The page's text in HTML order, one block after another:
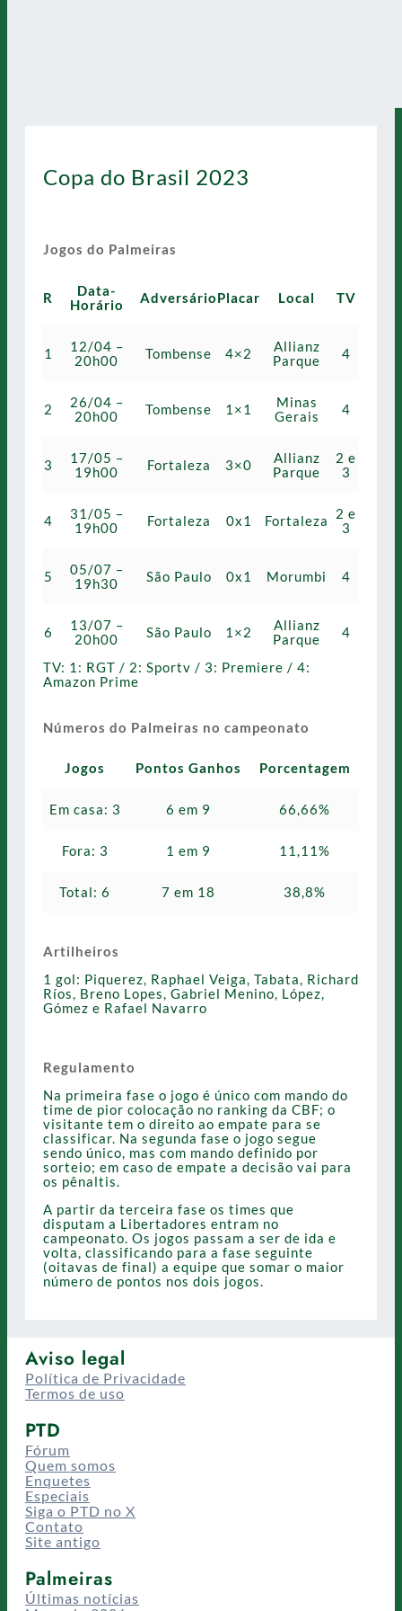
Copa do Brasil 2023
Jogos do Palmeiras
R
Data-
Horário
AdversárioPlacar Local TV
1
12/04 –
20h00
Tombense 4×2
Allianz
Parque
4
2
26/04 –
20h00
Tombense 1×1
Minas
Gerais
4
3
17/05 –
19h00
Fortaleza 3×0
Allianz
Parque
2 e
3
4
31/05 –
19h00
Fortaleza 0x1 Fortaleza
2 e
3
5
05/07 –
19h30
São Paulo 0x1 Morumbi 4
6
13/07 –
20h00
São Paulo 1×2
Allianz
Parque
4
TV: 1: RGT / 2: Sportv / 3: Premiere / 4:
Amazon Prime
Números do Palmeiras no campeonato
Jogos Pontos Ganhos Porcentagem
Em casa: 3 6 em 9 66,66%
Fora: 3 1 em 9 11,11%
Total: 6 7 em 18 38,8%
Artilheiros
1 gol: Piquerez, Raphael Veiga, Tabata, Richard
Ríos, Breno Lopes, Gabriel Menino, López,
Gómez e Rafael Navarro
Regulamento
Na primeira fase o jogo é único com mando do
time de pior colocação no ranking da CBF; o
visitante tem o direito ao empate para se
classificar. Na segunda fase o jogo segue
sendo único, mas com mando definido por
sorteio; em caso de empate a decisão vai para
os pênaltis.
A partir da terceira fase os times que
disputam a Libertadores entram no
campeonato. Os jogos passam a ser de ida e
volta, classificando para a fase seguinte
(oitavas de final) a equipe que somar o maior
número de pontos nos dois jogos.
Aviso legal
Política de Privacidade
Termos de uso
PTD
Fórum
Quem somos
Enquetes
Especiais
Siga o PTD no X
Contato
Site antigo
Palmeiras
Últimas notícias